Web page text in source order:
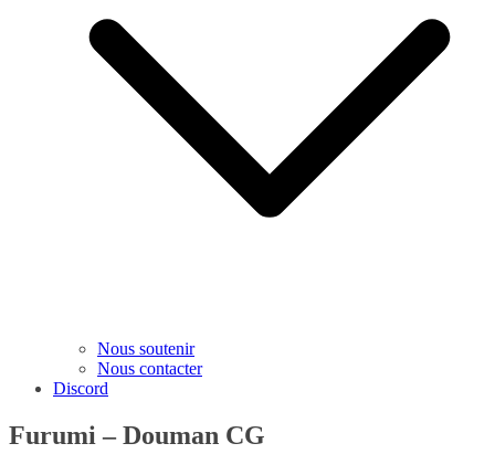
Nous soutenir
Nous contacter
Discord
Furumi – Douman CG